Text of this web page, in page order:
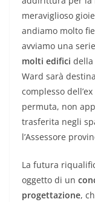
meraviglioso
andiamo molto
avviamo una
molti edifici della
Ward sarà
complesso
permuta, non
trasferita negli
l’Assessore
La futura
oggetto di un
progettazione,